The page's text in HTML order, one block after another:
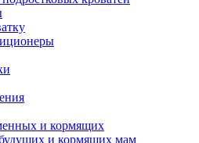
и кормящих
и кормящих мам